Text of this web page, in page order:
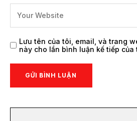
Lưu tên của tôi, email, và trang
này cho lần bình luận kế tiếp của